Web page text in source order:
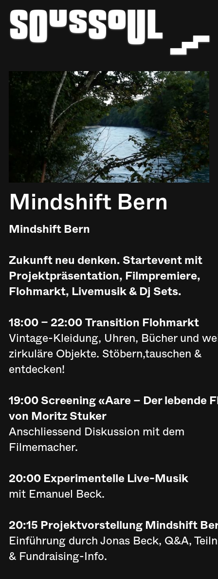
z b
Mindshift Bern
Mindshift Bern
Zukunft neu denken. Startevent mit
Projektpräsentation, Filmpremiere,
Flohmarkt, Livemusik & Dj Sets.
18:00 – 22:00Transition Flohmarkt
Vintage-Kleidung, Uhren, Bücher und
zirkuläre Objekte. Stöbern,tauschen &
entdecken!
19:00 Screening «Aare – Der lebende
von Moritz Stuker
Anschliessend Diskussion mit dem
Filmemacher.
20:00 Experimentelle Live-Musik
mit Emanuel Beck.
20:15 Projektvorstellung Mindshift
Einführung durch Jonas Beck, Q&A,
& Fundraising-Info.